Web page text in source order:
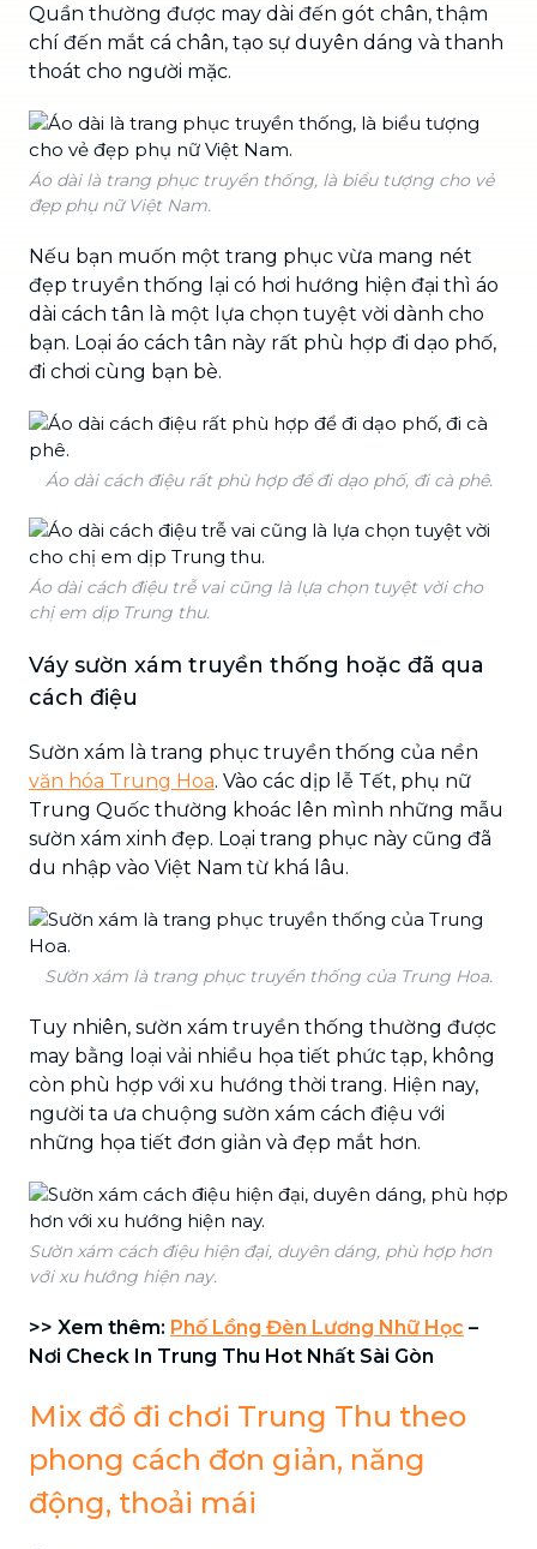
Quần thường được may dài đến gót chân, thậm
chí đến mắt cá chân, tạo sự duyên dáng và thanh
thoát cho người mặc.
Áo dài là trang phục truyền thống, là biểu tượng cho vẻ
đẹp phụ nữ Việt Nam.
Nếu bạn muốn một trang phục vừa mang nét
đẹp truyền thống lại có hơi hướng hiện đại thì áo
dài cách tân là một lựa chọn tuyệt vời dành cho
bạn. Loại áo cách tân này rất phù hợp đi dạo phố,
đi chơi cùng bạn bè.
Áo dài cách điệu rất phù hợp để đi dạo phố, đi cà phê.
Áo dài cách điệu trễ vai cũng là lựa chọn tuyệt vời cho
chị em dịp Trung thu.
Váy sườn xám truyền thống hoặc đã qua
cách điệu
Sườn xám là trang phục truyền thống của nền
văn hóa Trung Hoa. Vào các dịp lễ Tết, phụ nữ
Trung Quốc thường khoác lên mình những mẫu
sườn xám xinh đẹp. Loại trang phục này cũng đã
du nhập vào Việt Nam từ khá lâu.
Sườn xám là trang phục truyền thống của Trung Hoa.
Tuy nhiên, sườn xám truyền thống thường được
may bằng loại vải nhiều họa tiết phức tạp, không
còn phù hợp với xu hướng thời trang. Hiện nay,
người ta ưa chuộng sườn xám cách điệu với
những họa tiết đơn giản và đẹp mắt hơn.
Sườn xám cách điệu hiện đại, duyên dáng, phù hợp hơn
với xu hướng hiện nay.
>> Xem thêm: Phố Lồng Đèn Lương Nhữ Học –
Nơi Check In Trung Thu Hot Nhất Sài Gòn
Mix đồ đi chơi Trung Thu theo
phong cách đơn giản, năng
động, thoải mái